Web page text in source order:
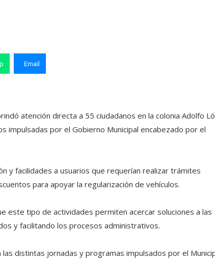
Email
atención directa a 55 ciudadanos en la colonia Adolfo
impulsadas por el Gobierno Municipal encabezado por el
y facilidades a usuarios que requerían realizar trámites
para apoyar la regularización de vehículos.
este tipo de actividades permiten acercar soluciones a las
y facilitando los procesos administrativos.
distintas jornadas y programas impulsados por el